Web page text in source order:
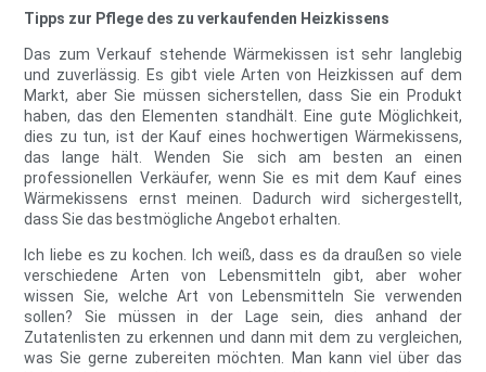
Tipps zur Pflege des zu verkaufenden Heizkissens
Das zum Verkauf stehende Wärmekissen ist sehr langlebig
und zuverlässig. Es gibt viele Arten von Heizkissen auf dem
Markt, aber Sie müssen sicherstellen, dass Sie ein Produkt
haben, das den Elementen standhält. Eine gute Möglichkeit,
dies zu tun, ist der Kauf eines hochwertigen Wärmekissens,
das lange hält. Wenden Sie sich am besten an einen
professionellen Verkäufer, wenn Sie es mit dem Kauf eines
Wärmekissens ernst meinen. Dadurch wird sichergestellt,
dass Sie das bestmögliche Angebot erhalten.
Ich liebe es zu kochen. Ich weiß, dass es da draußen so viele
verschiedene Arten von Lebensmitteln gibt, aber woher
wissen Sie, welche Art von Lebensmitteln Sie verwenden
sollen? Sie müssen in der Lage sein, dies anhand der
Zutatenlisten zu erkennen und dann mit dem zu vergleichen,
was Sie gerne zubereiten möchten. Man kann viel über das